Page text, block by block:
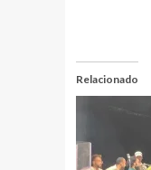
Relacionado